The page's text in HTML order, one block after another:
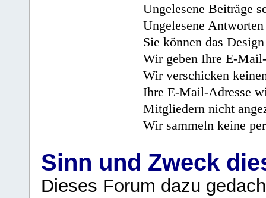
Ungelesene Beiträge
Ungelesene
Sie können das
Wir geben Ihre E-
Wir verschicken
Ihre E-Mail-Adresse
Mitgliedern nicht
Wir sammeln keine
Sinn und Zweck
Dieses Forum dazu